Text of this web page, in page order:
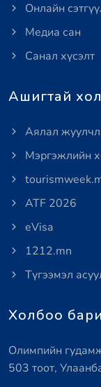
Онлайн
Медиа сан
Санал хүсэлт
Ашигтай
Аялал
Мэргэжлийн
ATF 2026
eVisa
1212.mn
Түгээмэл
Холбоо
Олимпийн
503 тоот,